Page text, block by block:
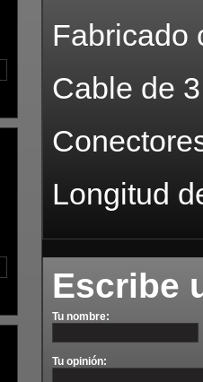
Fabricado
Cable de
Longitud
Escribe
Tu nombre:
Tu opinión: